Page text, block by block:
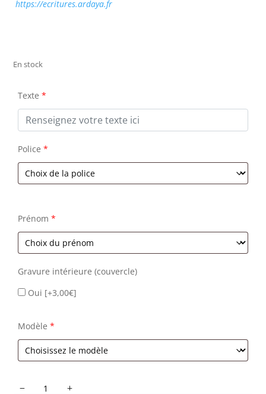
https://ecritures.ardaya.fr
En stock
Texte *
Police *
Prénom *
Gravure intérieure (couvercle)
Oui [+3,00€]
Modèle *
quantité